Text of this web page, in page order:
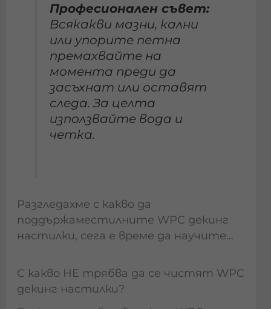
Професионален съвет:
Всякакви мазни, кални
или упорите петна
премахвайте на
момента преди да
засъхнат или оставят
следа. За целта
използвайте вода и
четка.
Разгледахме с какво да
поддържаместилните WPC декинг
настилки, сега е време да научите…
С какво НЕ трябва да се чистят WPC
декинг настилки?